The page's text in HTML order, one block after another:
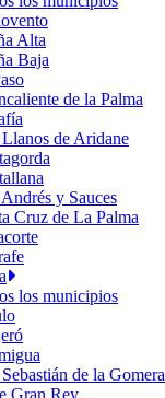
Alta
Baja
de la Palma
de Aridane
Andrés y Sauces
Cruz de La Palma
los municipios
de la Gomera
Gran Rey